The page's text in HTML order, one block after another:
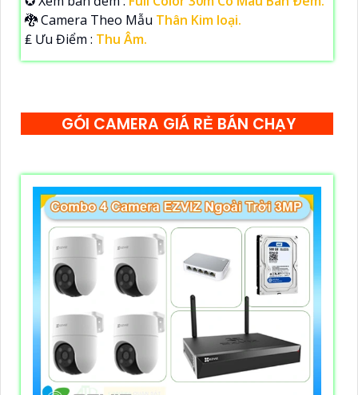
🐉️ Camera Theo Mẫu Thân Kim loại.
️₤ Ưu Điểm : Thu Âm.
GÓI CAMERA GIÁ RẺ BÁN CHẠY